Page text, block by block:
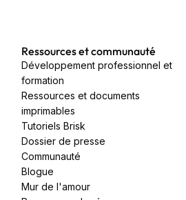
Ressources et communauté
Développement professionnel et
formation
Ressources et documents
imprimables
Tutoriels Brisk
Dossier de presse
Communauté
Blogue
Mur de l'amour